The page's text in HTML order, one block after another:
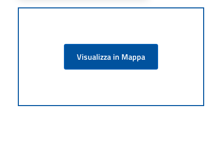
Visualizza in Mappa